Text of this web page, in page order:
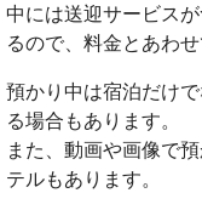
中には送迎サービス
るので、料金とあわ
預かり中は宿泊だけ
る場合もあります。
また、動画や画像で
テルもあります。